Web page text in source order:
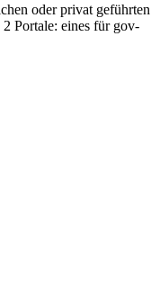
oder privat geführten
Portale: eines für gov-